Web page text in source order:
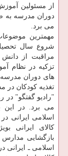
از مسئولین
می برد.
مهمترین
شروع سال
مراقبت از دانش
تزكیه در نظام
های دوران مدرسه،
تغذیه كودكان در
"رادیو گفتگو" در
می برد. در
اسلامی ایرانی
كالای ایرانی
بازگشایی
اسلامی ـ ایرانی